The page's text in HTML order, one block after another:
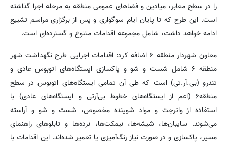
را در سطح معابر، میادین و فضاهای عمومی منطقه به مرحله اجرا گذاشته
است. این طرح که تا پایان ایام سوگواری و پس از برگزاری مراسم تشییع
ادامه خواهد داشت، شامل مجموعه اقدامات متنوع و گسترده‌ای است.
معاون شهردار منطقه ۶ اضافه کرد: اقدامات اجرایی طرح نگهداشت شهر
منطقه ۶ شامل شست و شو و پاکسازی ایستگاه‌های اتوبوس عادی و
تندرو (بی‌.آر.تی) است که طی آن تمامی ایستگاه‌های اتوبوس در سطح
منطقه۶ (اعم از ایستگاه‌های خطوط بی‌آرتی و ایستگاه‌های عادی) با
استفاده از واترجت و مواد شوینده مخصوص، شست و شو و آراسته
می‌شوند. سایبان‌ها، شیشه‌ها، نیمکت‌ها، نرده‌ها و تابلوهای راهنمای
مسیر، پاکسازی و در صورت نیاز رنگ‌آمیزی یا تعمیر شده‌اند. این اقدامات با